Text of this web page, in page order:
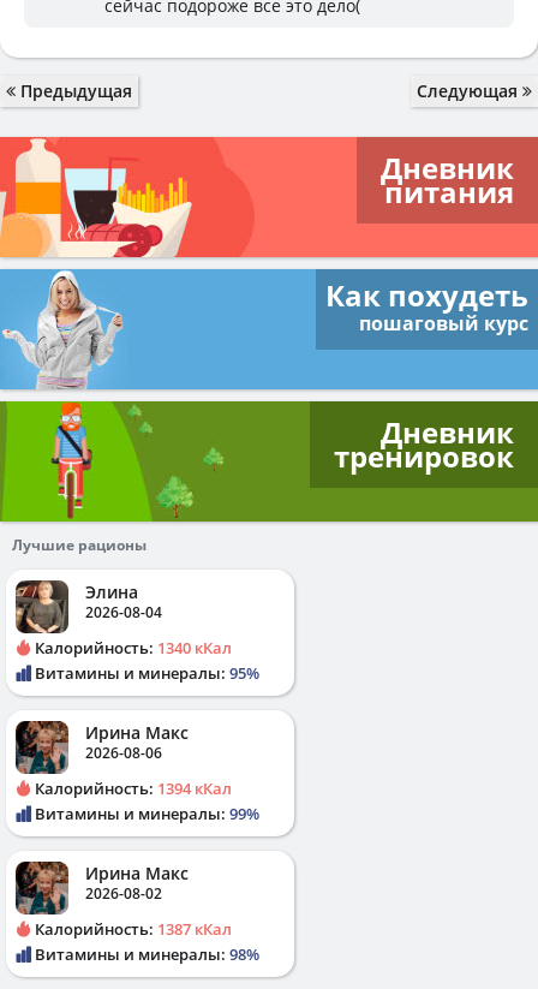
сейчас подороже все это дело(
Предыдущая Следующая
Дневник
питания
Как похудеть
пошаговый курс
Дневник
тренировок
Лучшие рационы
Элина
2026-08-04
Калорийность: 1340 кКал
Витамины и минералы: 95%
Ирина Макс
2026-08-06
Калорийность: 1394 кКал
Витамины и минералы: 99%
Ирина Макс
2026-08-02
Калорийность: 1387 кКал
Витамины и минералы: 98%